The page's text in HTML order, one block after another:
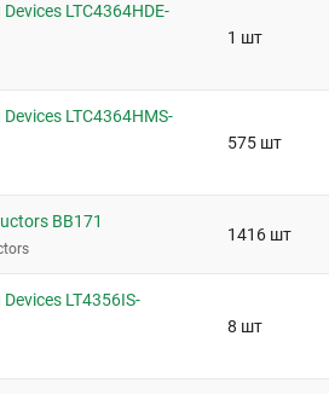
LTC4364HDE-
1 шт
LTC4364HMS-
575 шт
BB171
1416 шт
LT4356IS-
8 шт